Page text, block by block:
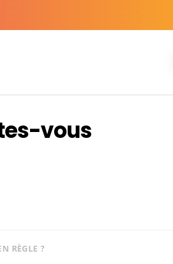
vous
RÈGLE ?